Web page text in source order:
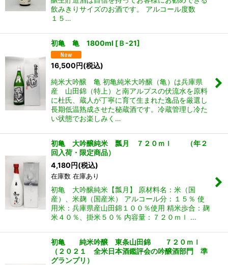
飲みきりサイズのお酒です。 アルコール度数
１５…
初亀 亀 1800ml [Ｂ-21]
16,500円(税込)
純米大吟醸 亀 初亀純米大吟醸（亀）は兵庫県
産 山田錦（特上）と南アルプスの伏流水を原料
に杜氏、蔵人が丁寧に育て生まれた逸品を厳選し
長期低温熟成させた秘蔵酒です。冷蔵管理し冷た
い状態でお楽しみく…
初亀 大吟醸純米 瓢月 ７２０ｍｌ （年２
回入荷・限定商品）
4,180円(税込)
在庫数 在庫あり
初亀 大吟醸純米【瓢月】 原材料名：米（国
産）、米麹（国産米） アルコール分：１５％ 使
用米：兵庫県産山田錦１００％使用 精米歩合：麹
米４０％、掛米５０％ 内容量：７２０ｍｌ …
初亀 純米吟醸 東条山田錦 ７２０ｍｌ
（２０２１ 全米日本酒鑑評会の吟醸酒部門 準
グランプリ）